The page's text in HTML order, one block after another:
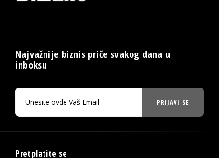
Najvažnije biznis priče svakog dana u
inboksu
PRIJAVI SE
Pretplatite se